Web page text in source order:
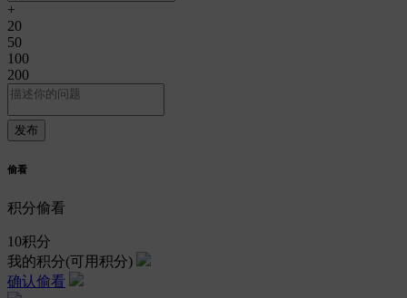
+
20
50
100
200
偷看
积分偷看
10积分
我的积分(可用积分)
确认偷看